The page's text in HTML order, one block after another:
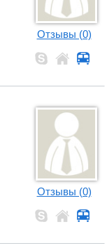
Отзывы (0)
Отзывы (0)